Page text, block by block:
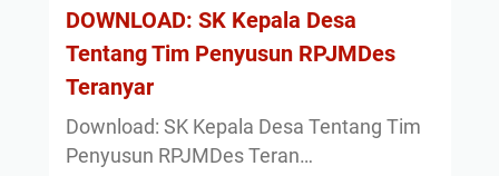
DOWNLOAD: SK Kepala Desa
Tentang Tim Penyusun RPJMDes
Teranyar
Download: SK Kepala Desa Tentang Tim
Penyusun RPJMDes Teran…